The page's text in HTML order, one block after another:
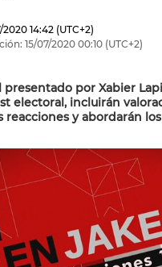
2020 14:42 (UTC+2)
15/07/2020 00:10 (UTC+2)
presentado por Xabier
electoral, incluirán
reacciones y abordarán